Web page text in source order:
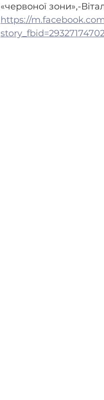
«червоної зони»,-
https://